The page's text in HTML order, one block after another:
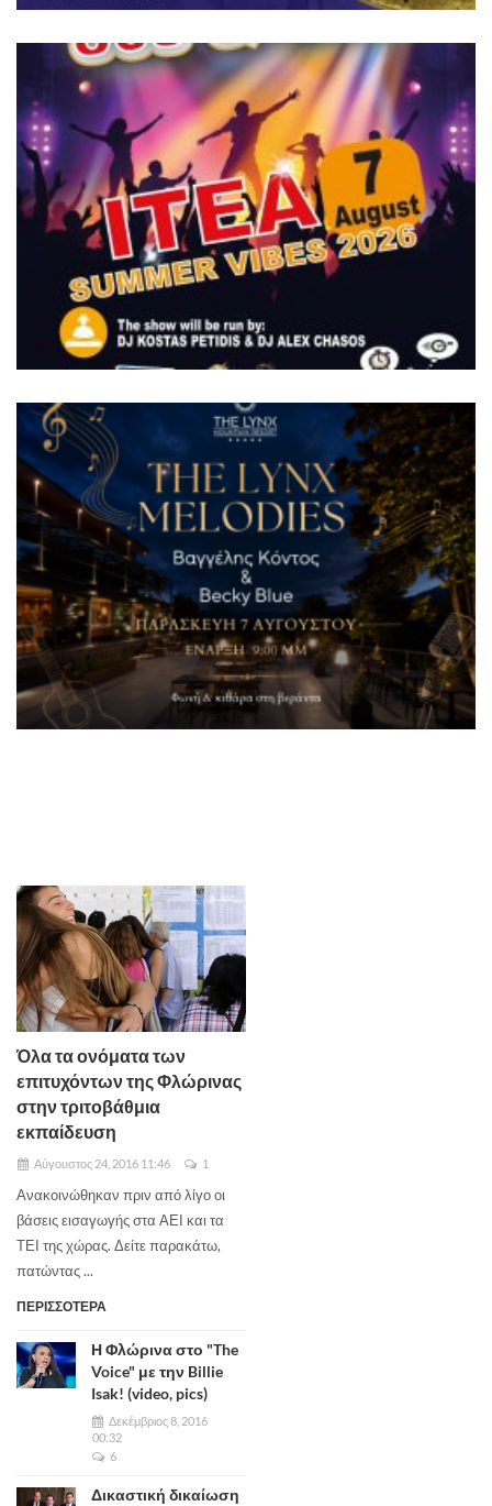
Όλα τα ονόματα των
επιτυχόντων της Φλώρινας
στην τριτοβάθμια
εκπαίδευση
Αύγουστος 24, 2016 11:46 1
Ανακοινώθηκαν πριν από λίγο οι
βάσεις εισαγωγής στα ΑΕΙ και τα
ΤΕΙ της χώρας. Δείτε παρακάτω,
πατώντας ...
ΠΕΡΙΣΣΟΤΕΡΑ
Η Φλώρινα στο "The
Voice" με την Billie
Isak! (video, pics)
Δεκέμβριος 8, 2016
00:32
6
Δικαστική δικαίωση